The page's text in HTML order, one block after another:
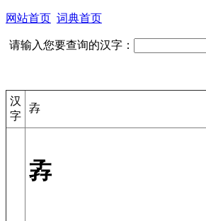
网站首页 词典首页
请输入您要查询的汉字：
汉
字
孨
孨